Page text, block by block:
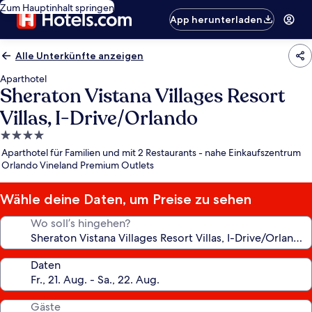
Zum Hauptinhalt springen
App herunterladen
Alle Unterkünfte anzeigen
Aparthotel
Sheraton Vistana Villages Resort
Villas, I-Drive/Orlando
4.0-
Sterne-
Unterkunft
Aparthotel für Familien und mit 2 Restaurants - nahe Einkaufszentrum
Orlando Vineland Premium Outlets
Wähle deine Daten, um Preise zu sehen
Wo soll’s hingehen?
Daten
Gäste